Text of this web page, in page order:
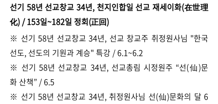
선기 58년 선교창교 34년, 천지인합일 선교 재세이화(在世理
化) / 153일~182일 정회(正回)
※ 선기 58년 선교창교 34년, 선교 창교주 취정원사님 "한국
선도, 선도의 기원과 계승" 특강 / 6.1~6.2
※ 선기 58년 선교창교 34년, 선교총림 시정원주 “선(仙)문
화 산책” / 6.5
※ 선기 58년 선교창교 34년, 취정원사님 선(仙)문화의 달 6